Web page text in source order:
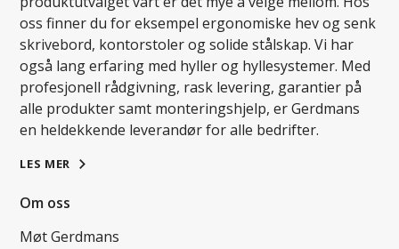
oss finner du for eksempel ergonomiske hev og senk
skrivebord, kontorstoler og solide stålskap. Vi har
også lang erfaring med hyller og hyllesystemer. Med
profesjonell rådgivning, rask levering, garantier på
alle produkter samt monteringshjelp, er Gerdmans
en heldekkende leverandør for alle bedrifter.
LES MER
Om oss
Møt Gerdmans